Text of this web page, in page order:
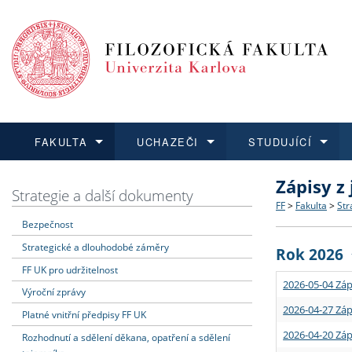
FAKULTA
Dozvědět se více
Struktura
Strategie
Podpora
UCHAZEČI
Podat přihlášku
Co
Učitelské
STUDUJÍCÍ
Dozvědět se více
Rigorózní
Dozvědět se více
O vědě a
Granty a
Dozvědět se více
Aktuální
Strategie a další dokumenty
Bezpečnost
Strategické a dlouhodobé záměry
FF UK pro udržitelnost
Výroční zprávy
Platné vnitřní předpisy FF UK
Rozhodnutí a sdělení děkana, opatření a sdělení
Zápisy
FF > Fakulta >
Rok 2026
2026-05-04
2026-04-27
2026-04-20